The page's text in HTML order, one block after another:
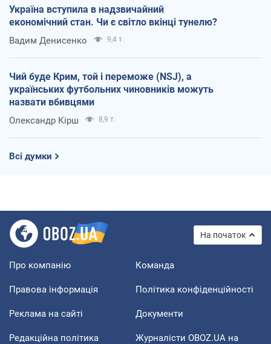
Україна вступила в надзвичайний
економічний стан. Чи є світло вкінці тунелю?
Вадим Денисенко 9,4 т.
Чий буде Крим, той і переможе (NSJ), а
українських футбольних чиновників можуть
назвати вбивцями
Олександр Кірш 8,9 т.
Всі думки
На початок
Про компанію Команда
Правова інформація Політика конфіденційності
Реклама на сайті Документи
Редакційна політика
Журналісти OBOZ.UA на